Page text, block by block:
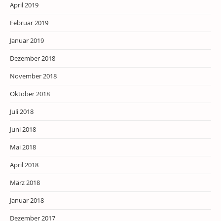
April 2019
Februar 2019
Januar 2019
Dezember 2018
November 2018
Oktober 2018
Juli 2018
Juni 2018
Mai 2018
April 2018
März 2018
Januar 2018
Dezember 2017